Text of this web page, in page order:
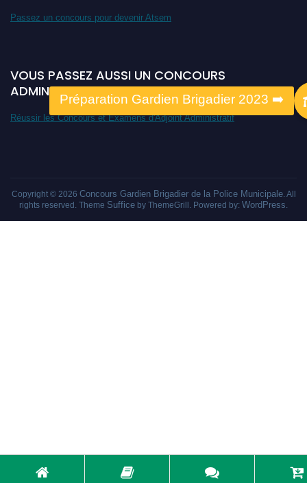
Passez un concours pour devenir Atsem
VOUS PASSEZ AUSSI UN CONCOURS
ADMINISTRATIF ?
Réussir les Concours et Examens d'Adjoint Administratif
Copyright © 2026 Concours Gardien Brigadier de la Police Municipale. All
rights reserved. Theme Suffice by ThemeGrill. Powered by: WordPress